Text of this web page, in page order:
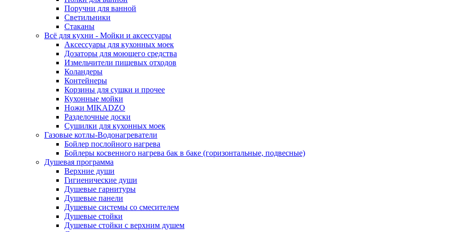
Поручни для ванной
Светильники
Стаканы
Всё для кухни - Мойки и аксессуары
Аксессуары для кухонных моек
Дозаторы для моющего средства
Измельчители пищевых отходов
Коландеры
Контейнеры
Корзины для сушки и прочее
Кухонные мойки
Ножи MIKADZO
Разделочные доски
Сушилки для кухонных моек
Газовые котлы-Водонагреватели
Бойлер послойного нагрева
Бойлеры косвенного нагрева бак в баке (горизонтальные, подвесные)
Душевая программа
Верхние души
Гигиенические души
Душевые гарнитуры
Душевые панели
Душевые системы со смесителем
Душевые стойки
Душевые стойки с верхним душем